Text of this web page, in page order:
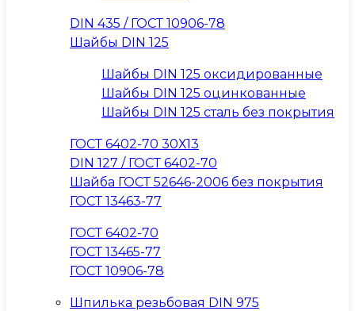
DIN 435 / ГОСТ 10906-78
Шайбы DIN 125
Шайбы DIN 125 оксидированные
Шайбы DIN 125 оцинкованные
Шайбы DIN 125 сталь без покрытия
ГОСТ 6402-70 30Х13
DIN 127 / ГОСТ 6402-70
Шайба ГОСТ 52646-2006 без покрытия
ГОСТ 13463-77
ГОСТ 6402-70
ГОСТ 13465-77
ГОСТ 10906-78
Шпилька резьбовая DIN 975